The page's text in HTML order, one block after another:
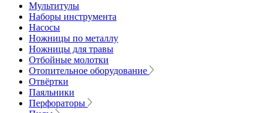
Мультитулы
Наборы инструмента
Насосы
Ножницы по металлу
Ножницы для травы
Отбойные молотки
Отопительное оборудование
Отвёртки
Паяльники
Перфораторы